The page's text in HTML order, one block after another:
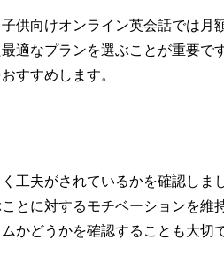
供向けオンライン英会話では月
適なプランを選ぶことが重要で
すすめします。
工夫がされているかを確認しま
とに対するモチベーションを維
かどうかを確認することも大切